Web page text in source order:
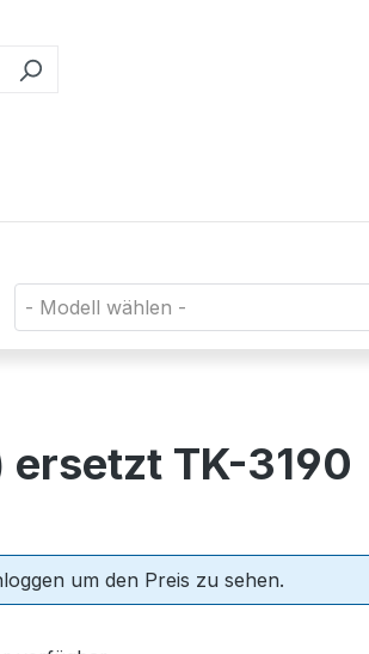
- Modell wählen -
ersetzt TK-3190
um den Preis zu sehen.